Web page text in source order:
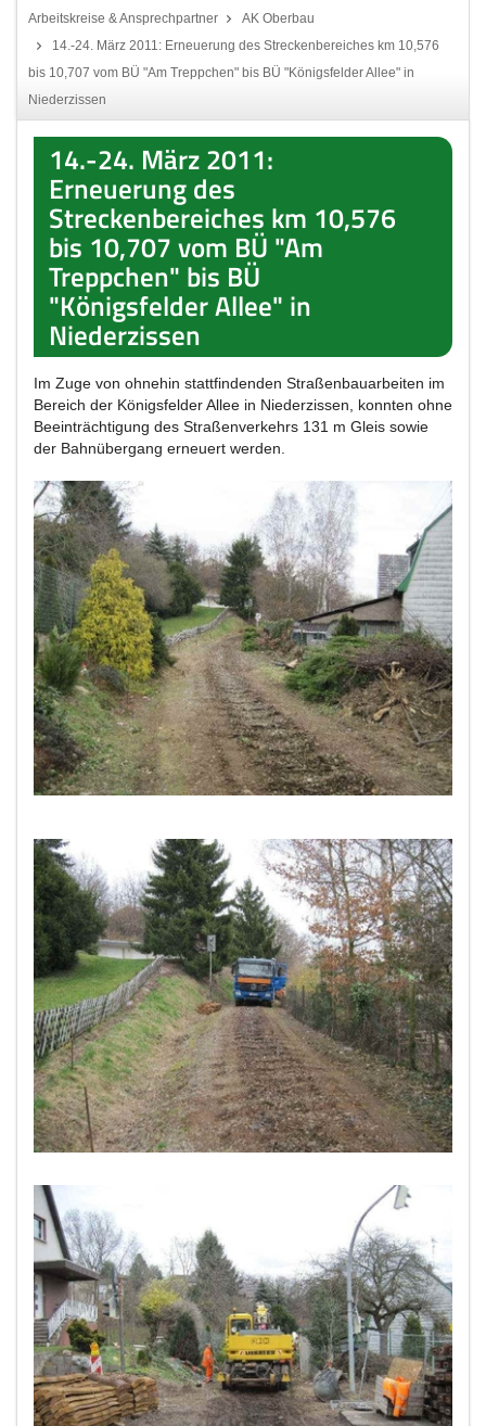
Arbeitskreise & Ansprechpartner
AK Oberbau
14.-24. März 2011: Erneuerung des Streckenbereiches km 10,576
bis 10,707 vom BÜ "Am Treppchen" bis BÜ "Königsfelder Allee" in
Niederzissen
14.-24. März 2011:
Erneuerung des
Streckenbereiches km 10,576
bis 10,707 vom BÜ "Am
Treppchen" bis BÜ
"Königsfelder Allee" in
Niederzissen
Im Zuge von ohnehin stattfindenden Straßenbauarbeiten im
Bereich der Königsfelder Allee in Niederzissen, konnten ohne
Beeinträchtigung des Straßenverkehrs 131 m Gleis sowie
der Bahnübergang erneuert werden.